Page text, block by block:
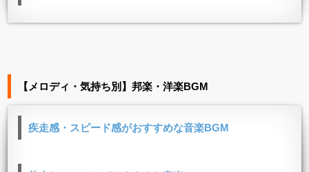
【メロディ・気持ち別】邦楽・洋楽BGM
疾走感・スピード感がおすすめな音楽BGM